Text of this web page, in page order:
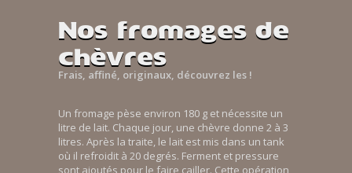
Nos fromages de
chèvres
Frais, affiné, originaux, découvrez les !
Un fromage pèse environ 180 g et nécessite un
litre de lait. Chaque jour, une chèvre donne 2 à 3
litres. Après la traite, le lait est mis dans un tank
où il refroidit à 20 degrés. Ferment et pressure
sont ajoutés pour le faire cailler. Cette opération